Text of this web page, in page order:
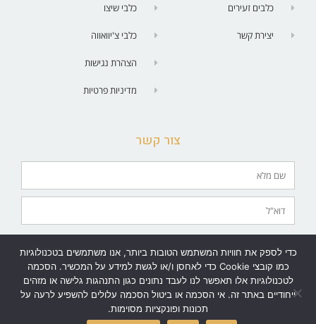
כלבים זעירים
יצירת קשר
כלבי שיצו
כלבי צ'יוואווה
הצהרת נגישות
מדיניות פרטיות
צור קשר
שלח
כדי לספק את חוויות המשתמש הטובות ביותר, אנו משתמשים בטכנולוגיות
כמו קובצי Cookie כדי לאחסן ו/או לגשת למידע על המכשיר. הסכמה
לטכנולוגיות אלו תאפשר לנו לעבד נתונים כגון התנהגות גלישה או מזהים
ייחודיים באתר זה. אי הסכמה או ביטול הסכמה עלולים להשפיע לרעה על
תכונות ופונקציות מסוימות.